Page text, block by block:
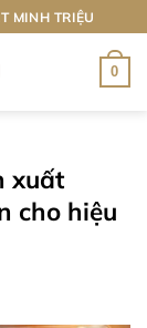
MINH TRIỆU
0
xuất
cho hiệu